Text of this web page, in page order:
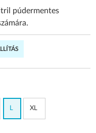
púdermentes
L XL